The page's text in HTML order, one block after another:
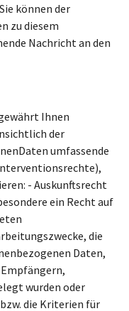
können der
zu diesem
Nachricht an den
Ihnen
der
umfassende
- Auskunftsrecht
ein Recht auf
die
Daten,
wurden oder
die Kriterien für